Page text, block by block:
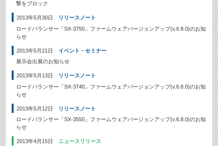
撃をブロック
2013年5月30日
リリースノート
ロードバランサー「SX-3750」ファームウェアバージョンアップ(v.6.8.0)のお知
らせ
2013年5月21日
イベント・セミナー
展示会出展のお知らせ
2013年5月13日
リリースノート
ロードバランサー「SX-3740」ファームウェアバージョンアップ(v.6.8.0)のお知
らせ
2013年5月12日
リリースノート
ロードバランサー「SX-3550」ファームウェアバージョンアップ(v.6.8.0)のお知
らせ
2013年4月15日
ニュースリリース